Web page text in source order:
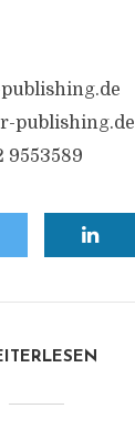
publishing.de
9553589